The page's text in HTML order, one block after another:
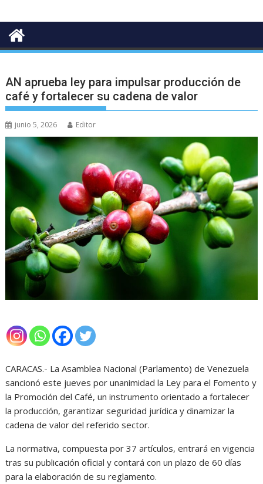
AN aprueba ley para impulsar producción de
café y fortalecer su cadena de valor
junio 5, 2026 Editor
CARACAS.- La Asamblea Nacional (Parlamento) de Venezuela
sancionó este jueves por unanimidad la Ley para el Fomento y
la Promoción del Café, un instrumento orientado a fortalecer
la producción, garantizar seguridad jurídica y dinamizar la
cadena de valor del referido sector.
La normativa, compuesta por 37 artículos, entrará en vigencia
tras su publicación oficial y contará con un plazo de 60 días
para la elaboración de su reglamento.